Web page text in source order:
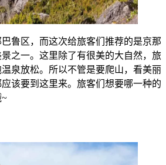
鲁区，而这次给旅客们推荐的是京那
之一。这里除了有很美的大自然，旅
泉放松。所以不管是要爬山，看美丽
该要到这里来。旅客们想要哪一种的
~